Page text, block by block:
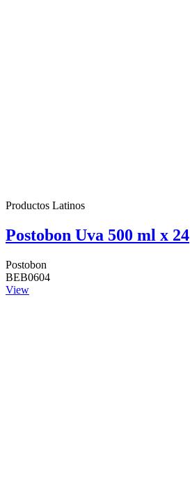
Productos Latinos
Postobon Uva 500 ml x 24
Postobon
BEB0604
View